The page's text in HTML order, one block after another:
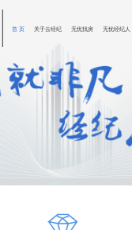
首 页 关于云经纪 无忧找房 无忧经纪人